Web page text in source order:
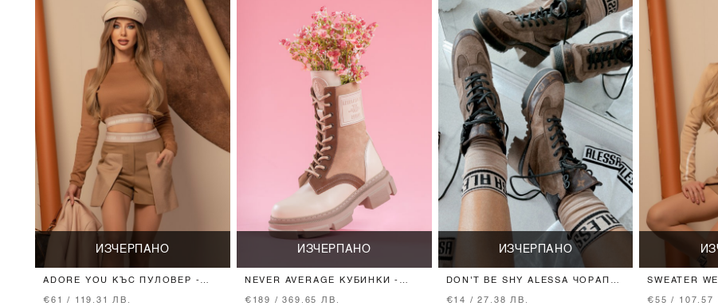
ИЗЧЕРПАНО
ADORE YOU КЪС ПУЛОВЕР -
€61 / 119.31 ЛВ.
ИЗЧЕРПАНО
NEVER AVERAGE КУБИНКИ -
€189 / 369.65 ЛВ.
ИЗЧЕРПАНО
DON'T BE SHY ALESSA ЧОРАПИ
€14 / 27.38 ЛВ.
SWEATER
€55 / 107.57